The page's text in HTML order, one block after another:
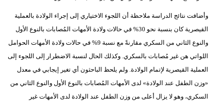
وأضافت نتائج الدراسة ملاحظة أن اللجوء الاختياري إلى إجراء الولادة بالعملية
القيصرية كان بنسبة نحو 30% في حالات ولادة الأمهات المُصابات بالنوع الأول
والنوع الثاني من السكري مقارنةً مع نسبة 9% في حالات ولادة الأمهات الحوامل
اللواتي هن غير مُصابات بالسكري. وكذلك الحال لنسبة الاضطرار إلى اللجوء إلى
العملية القيصرية لإتمام الولادة. ولم يلحظ الباحثون أي تغير إيجابي في معدل
«وزن الطفل عند الولادة» لدى الأمهات المُصابات بالنوع الأول والنوع الثاني من
السكري، وهو لا يزال أعلى من وزن الطفل عند الولادة لدى الأمهات غير